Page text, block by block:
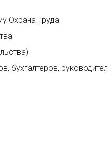
Охрана Труда
бухгалтеров,